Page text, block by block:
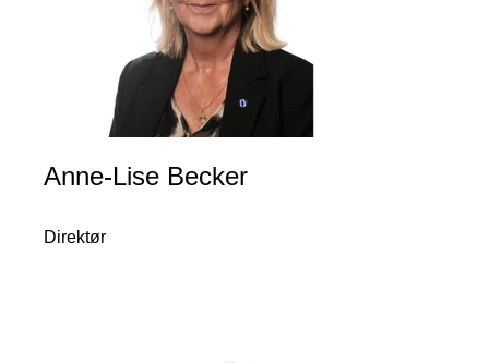
Anne-Lise Becker
Direktør